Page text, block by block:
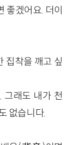
좋겠어요. 더이
집착을 깨고 싶
그래도 내가 천
없습니다.